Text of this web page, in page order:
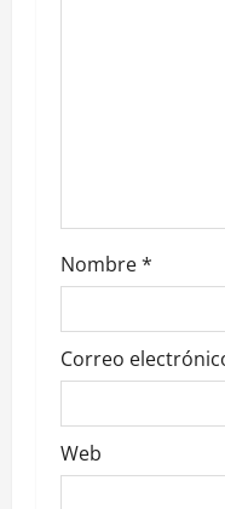
a
d
a
s
Nombre*
Correo
Web